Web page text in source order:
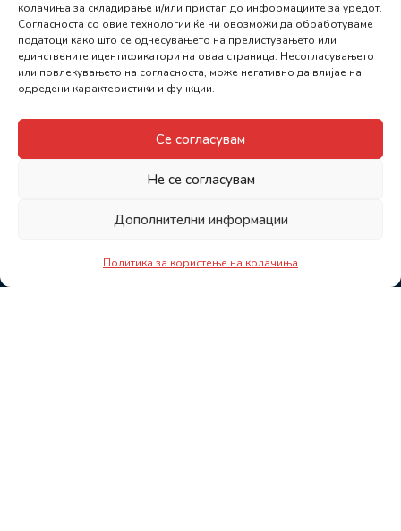
колачиња за складирање и/или пристап до информациите за уредот.
Согласноста со овие технологии ќе ни овозможи да обработуваме
податоци како што се однесувањето на прелистувањето или
единствените идентификатори на оваа страница. Несогласувањето
или повлекувањето на согласноста, може негативно да влијае на
одредени карактеристики и функции.
Се согласувам
Не се согласувам
Дополнителни информации
Политика за користење на колачиња